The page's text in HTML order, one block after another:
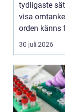
tydligaste
visa
orden känns
Ett
bloms...
30 juli 2026